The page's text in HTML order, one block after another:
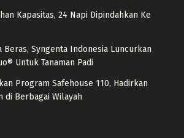
Kapasitas, 24 Napi Dipindahkan Ke
Beras, Syngenta Indonesia Luncurkan
Untuk Tanaman Padi
Program Safehouse 110, Hadirkan
di Berbagai Wilayah